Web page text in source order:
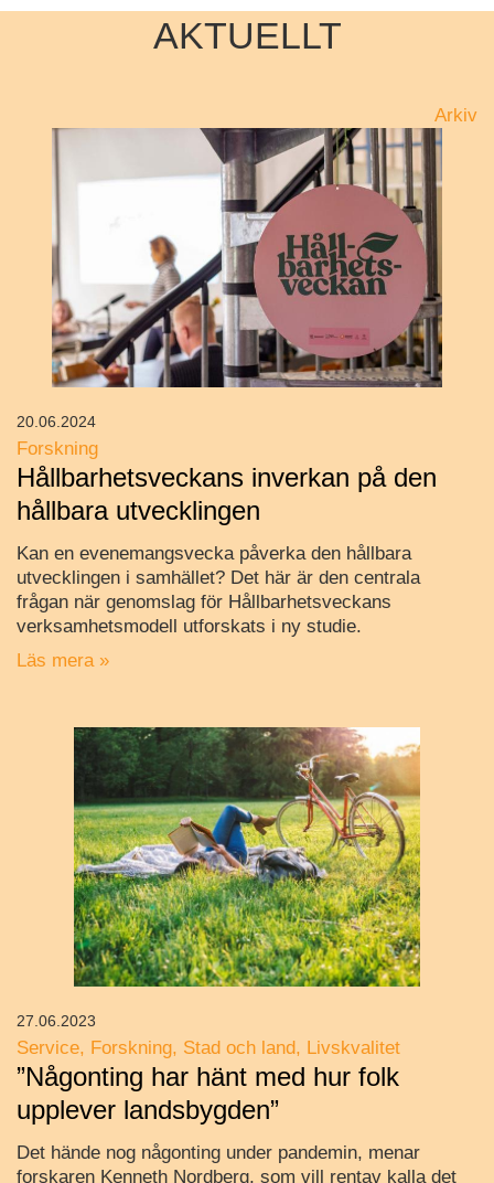
AKTUELLT
Arkiv
Forskning
Hållbarhetsveckans inverkan på den
hållbara utvecklingen
Kan en evenemangsvecka påverka den hållbara
utvecklingen i samhället? Det här är den centrala
frågan när genomslag för Hållbarhetsveckans
verksamhetsmodell utforskats i ny studie.
Läs mera »
20.06.2024
Service Forskning Stad och land Livskvalitet
”Någonting har hänt med hur folk
upplever landsbygden”
Det hände nog någonting under pandemin, menar
forskaren Kenneth Nordberg, som vill rentav kalla det
27.06.2023